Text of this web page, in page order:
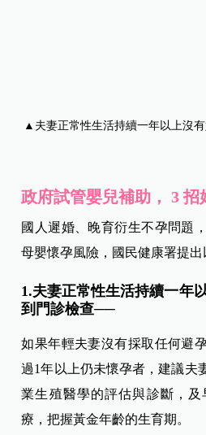
▲夫妻正常性生活持續一年以上沒有
政府試管嬰兒補助， 3 招
國人遲婚、晚育衍生不孕問題
母嬰懷孕風險，國民健康署提出
1.夫妻正常性生活持續一年
到門診檢查──
如果年輕夫妻沒有採取任何避
過1年以上仍未懷孕者，建議夫
業生殖醫學的評估與診斷，
療，把握黃金年齡的生育期。